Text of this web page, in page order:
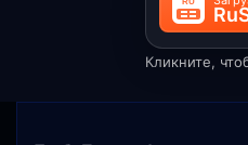
Кликните,